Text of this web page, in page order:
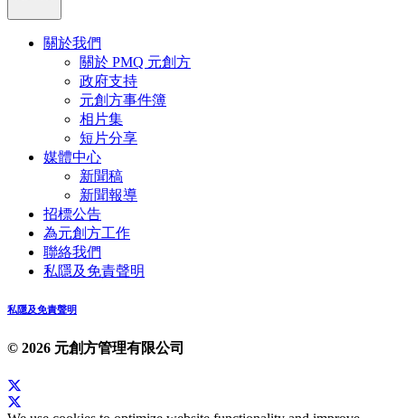
關於我們
關於 PMQ 元創方
政府支持
元創方事件簿
相片集
短片分享
媒體中心
新聞稿
新聞報導
招標公告
為元創方工作
聯絡我們
私隱及免責聲明
私隱及免責聲明
© 2026 元創方管理有限公司